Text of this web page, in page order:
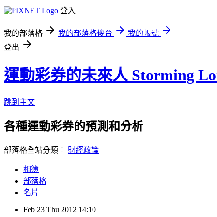
登入
我的部落格 我的部落格後台
我的帳號
登出
運動彩券的未來人 Storming
跳到主文
各種運動彩券的預測和分析
部落格全站分類： 財經政論
相簿
部落格
名片
Feb 23 Thu 2012 14:10